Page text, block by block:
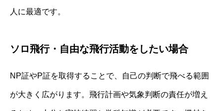
人に最適です。
ソロ飛行・自由な飛行活動をしたい場合
NP証やP証を取得することで、自己の判断で飛べる範囲
が大きく広がります。飛行計画や気象判断の責任が増え